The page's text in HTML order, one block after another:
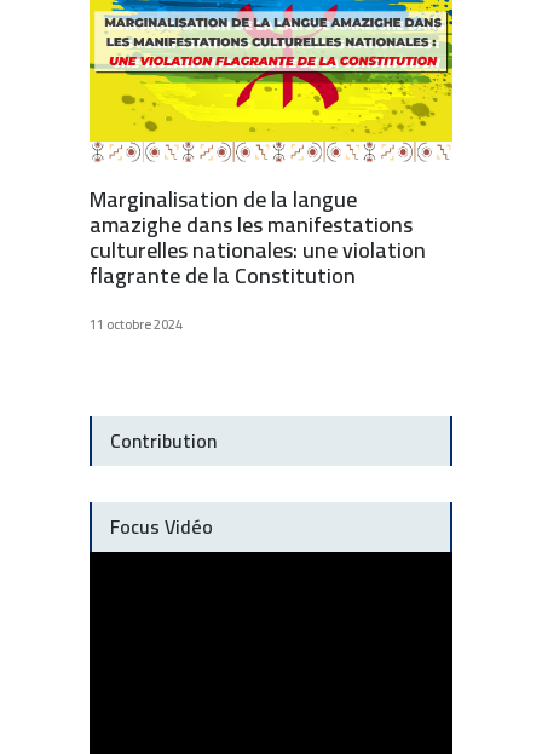
Marginalisation de la langue
amazighe dans les manifestations
culturelles nationales: une violation
flagrante de la Constitution
11 octobre 2024
Contribution
Focus Vidéo